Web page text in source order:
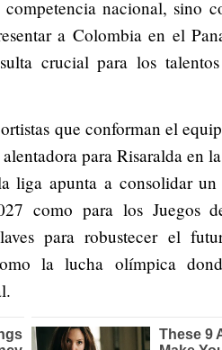
nacional, sino
a Colombia en el
crucial para los
que conforman el
para Risaralda en
liga apunta a consolidar
como para los Juegos
para robustecer el
la lucha olímpica